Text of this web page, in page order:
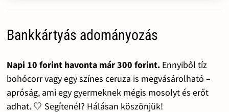
Bankkártyás adományozás
Napi 10 forint havonta már 300 forint.Ennyiből tíz
bohócorr vagy egy színes ceruza is megvásárolható –
apróság, ami egy gyermeknek mégis mosolyt és erőt
adhat. 🤍 Segítenél? Hálásan köszönjük!